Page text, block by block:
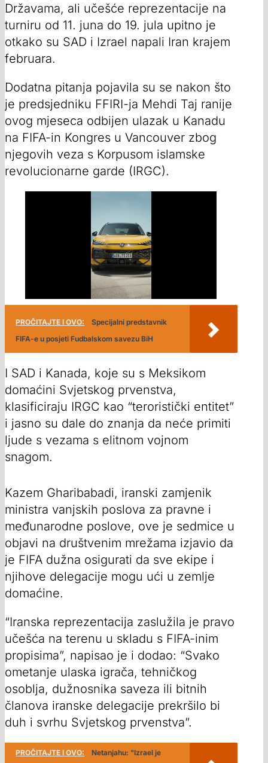
Državama, ali učešće reprezentacije na
turniru od 11. juna do 19. jula upitno je
otkako su SAD i Izrael napali Iran krajem
februara.
Dodatna pitanja pojavila su se nakon što
je predsjedniku FFIRI-ja Mehdi Taj ranije
ovog mjeseca odbijen ulazak u Kanadu
na FIFA-in Kongres u Vancouver zbog
njegovih veza s Korpusom islamske
revolucionarne garde (IRGC).
PROČITAJTE I OVO:
Specijalni predstavnik
FIFA-e u posjeti Fudbalskom savezu BiH
I SAD i Kanada, koje su s Meksikom
domaćini Svjetskog prvenstva,
klasificiraju IRGC kao “teroristički entitet”
i jasno su dale do znanja da neće primiti
ljude s vezama s elitnom vojnom
snagom.
Kazem Gharibabadi, iranski zamjenik
ministra vanjskih poslova za pravne i
međunarodne poslove, ove je sedmice u
objavi na društvenim mrežama izjavio da
je FIFA dužna osigurati da sve ekipe i
njihove delegacije mogu ući u zemlje
domaćine.
“Iranska reprezentacija zaslužila je pravo
učešća na terenu u skladu s FIFA-inim
propisima”, napisao je i dodao: “Svako
ometanje ulaska igrača, tehničkog
osoblja, dužnosnika saveza ili bitnih
članova iranske delegacije prekršilo bi
duh i svrhu Svjetskog prvenstva”.
PROČITAJTE I OVO: Netanjahu: "Izrael je